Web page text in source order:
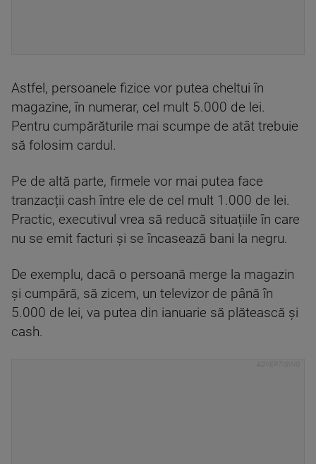
Astfel, persoanele fizice vor putea cheltui în
magazine, în numerar, cel mult 5.000 de lei.
Pentru cumpărăturile mai scumpe de atât trebuie
să folosim cardul.
Pe de altă parte, firmele vor mai putea face
tranzacții cash între ele de cel mult 1.000 de lei.
Practic, executivul vrea să reducă situațiile în care
nu se emit facturi și se încasează bani la negru.
De exemplu, dacă o persoană merge la magazin
și cumpără, să zicem, un televizor de până în
5.000 de lei, va putea din ianuarie să plătească și
cash.